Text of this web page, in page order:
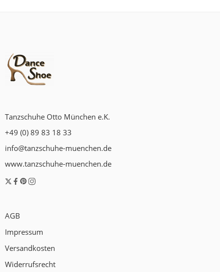
Tanzschuhe Otto München e.K.
+49 (0) 89 83 18 33
info@tanzschuhe-muenchen.de
www.tanzschuhe-muenchen.de
AGB
Impressum
Versandkosten
Widerrufsrecht